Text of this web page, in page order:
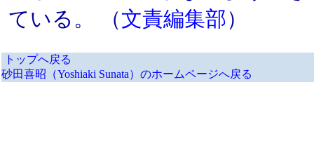
ている。 （文責編集部）
トップへ戻る
砂田喜昭（Yoshiaki Sunata）のホームページへ戻る